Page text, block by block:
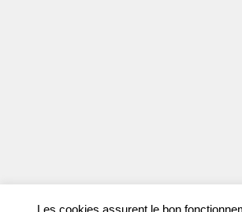
Les cookies assurent le bon